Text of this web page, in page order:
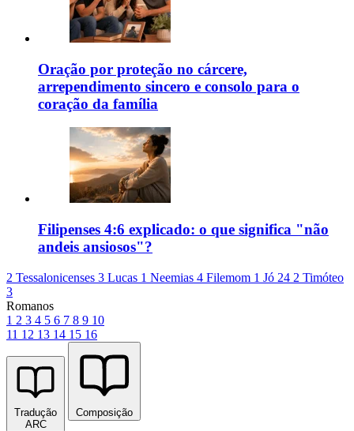
Oração por proteção no cárcere,
arrependimento sincero e consolo para o
coração da família
Filipenses 4:6 explicado: o que significa "não
andeis ansiosos"?
2 Tessalonicenses 3 Lucas 1 Neemias 4 Filemom 1 Jó 24 2 Timóteo
3
Romanos
1 2 3 4 5 6 7 8 9 10
11 12 13 14 15 16
Tradução
ARC
Composição